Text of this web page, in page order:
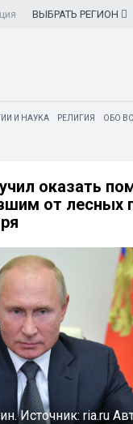
ВЫБРАТЬ РЕГИОН
И НАУКА РЕЛИГИЯ ОБО
оказать
от лесных
Источник:ria.ru